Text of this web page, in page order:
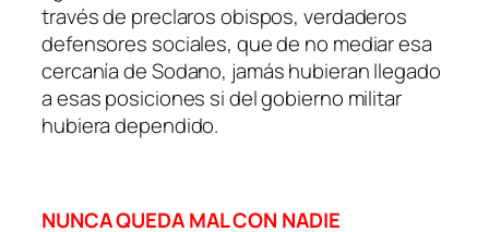
través de preclaros obispos, verdaderos
defensores sociales, que de no mediar esa
cercanía de Sodano, jamás hubieran llegado
a esas posiciones si del gobierno militar
hubiera dependido.
NUNCA QUEDA MAL CON NADIE